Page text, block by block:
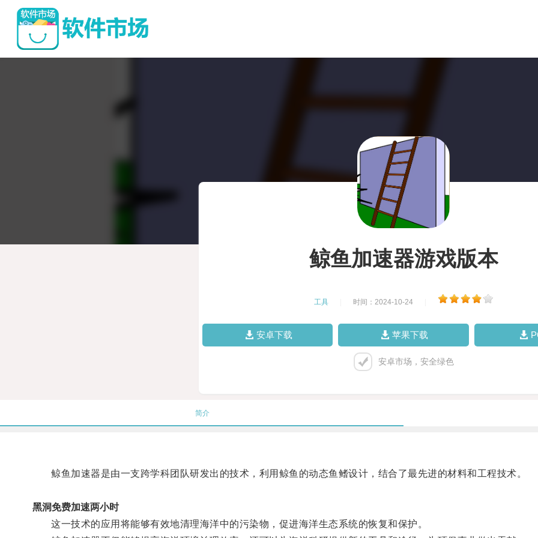
鲸鱼加速器游戏版本
工具 时间：2024-10-24
安卓下载 苹果下载
安卓市场，安全绿色
简介
鲸鱼加速器是由一支跨学科团队研发出的技术，利用鲸鱼的动态鱼鳍设计，结合了最先进的材料和工程技术。
黑洞免费加速两小时
这一技术的应用将能够有效地清理海洋中的污染物，促进海洋生态系统的恢复和保护。